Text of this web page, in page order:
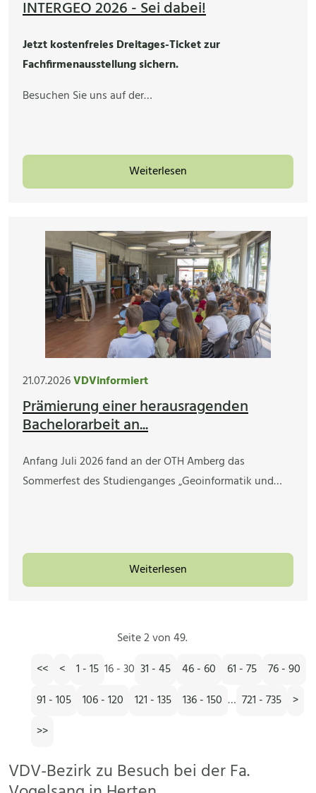
INTERGEO 2026 - Sei dabei!
Jetzt kostenfreies Dreitages-Ticket zur
Fachfirmenausstellung sichern.
Besuchen Sie uns auf der…
Weiterlesen
21.07.2026VDVinformiert
Prämierung einer herausragenden
Bachelorarbeit an...
Anfang Juli 2026 fand an der OTH Amberg das
Sommerfest des Studienganges „Geoinformatik und…
Weiterlesen
Seite 2 von 49.
<<
< 1 - 15 16 - 30 31 - 45 46 - 60 61 - 75
76 - 90
91 - 105
106 - 120 121 - 135 136 - 150 … 721 - 735
>
>>
VDV-Bezirk zu Besuch bei der Fa.